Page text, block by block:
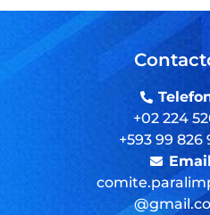
+02 224
+593 99 826
Email